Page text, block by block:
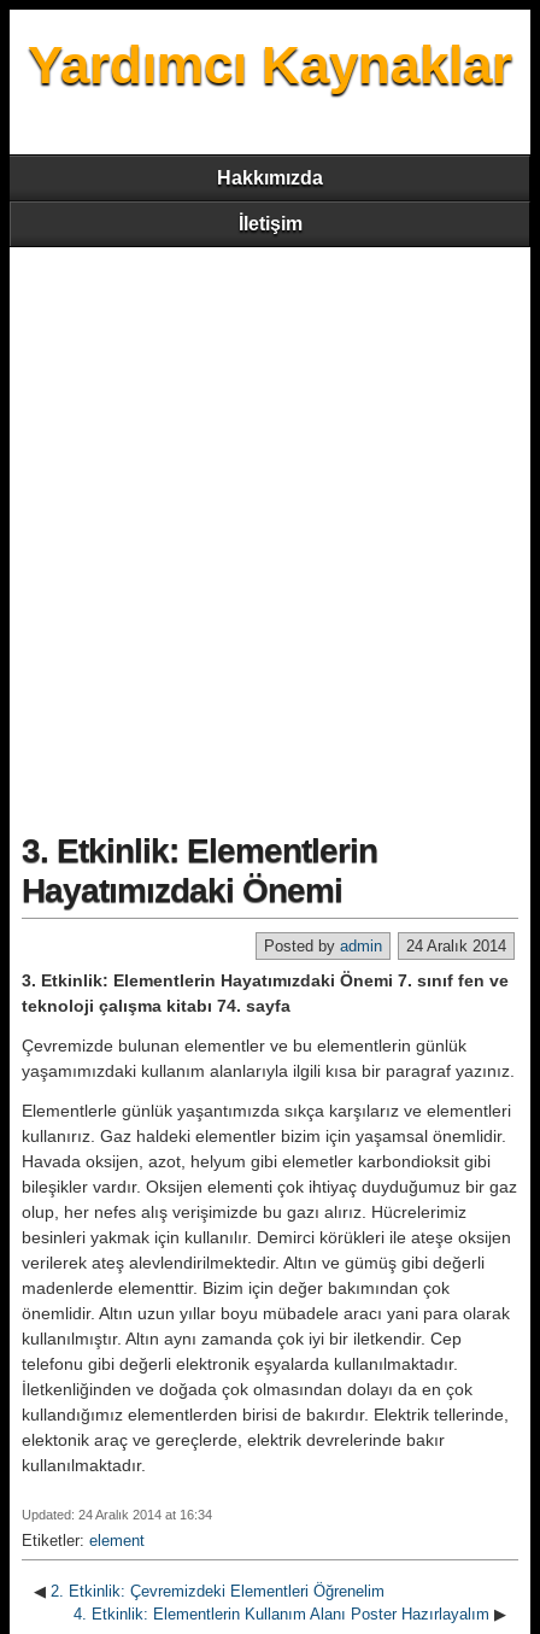
Yardımcı Kaynaklar
Hakkımızda
İletişim
3. Etkinlik: Elementlerin
Hayatımızdaki Önemi
24 Aralık 2014
Posted by admin
3. Etkinlik: Elementlerin Hayatımızdaki Önemi 7. sınıf fen ve
teknoloji çalışma kitabı 74. sayfa
Çevremizde bulunan elementler ve bu elementlerin günlük
yaşamımızdaki kullanım alanlarıyla ilgili kısa bir paragraf yazınız.
Elementlerle günlük yaşantımızda sıkça karşılarız ve elementleri
kullanırız. Gaz haldeki elementler bizim için yaşamsal önemlidir.
Havada oksijen, azot, helyum gibi elemetler karbondioksit gibi
bileşikler vardır. Oksijen elementi çok ihtiyaç duyduğumuz bir gaz
olup, her nefes alış verişimizde bu gazı alırız. Hücrelerimiz
besinleri yakmak için kullanılır. Demirci körükleri ile ateşe oksijen
verilerek ateş alevlendirilmektedir. Altın ve gümüş gibi değerli
madenlerde elementtir. Bizim için değer bakımından çok
önemlidir. Altın uzun yıllar boyu mübadele aracı yani para olarak
kullanılmıştır. Altın aynı zamanda çok iyi bir iletkendir. Cep
telefonu gibi değerli elektronik eşyalarda kullanılmaktadır.
İletkenliğinden ve doğada çok olmasından dolayı da en çok
kullandığımız elementlerden birisi de bakırdır. Elektrik tellerinde,
elektonik araç ve gereçlerde, elektrik devrelerinde bakır
kullanılmaktadır.
Updated: 24 Aralık 2014 at 16:34
Etiketler: element
◀ 2. Etkinlik: Çevremizdeki Elementleri Öğrenelim
4. Etkinlik: Elementlerin Kullanım Alanı Poster Hazırlayalım ▶